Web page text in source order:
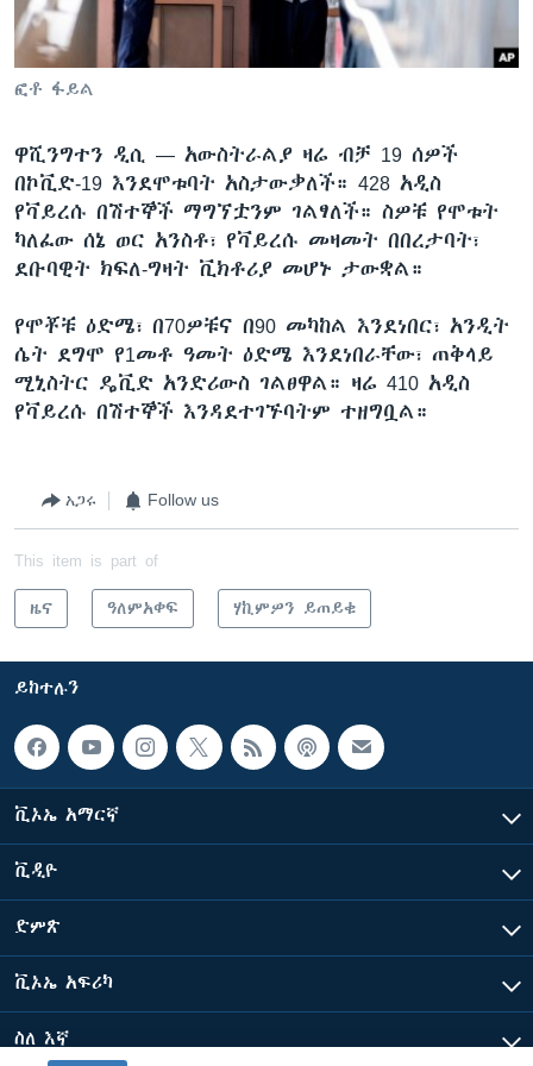
ቋንቋዎች
ፎቶ ፋይል
ዋሺንግተን ዲሲ — አውስትራልያ ዛሬ ብቻ 19 ሰዎች
በኮቪድ-19 እንደሞቱባት አስታውቃለች። 428 አዲስ
የቫይረሱ በሽተኞች ማግኘቷንም ገልፃለች። ስዎቹ የሞቱት
ካለፈው ሰኔ ወር አንስቶ፣ የቫይረሱ መዛመት በበረታባት፣
ደቡባዊት ክፍለ-ግዛት ቪክቶሪያ መሆኑ ታውቋል።
የሞቾቹ ዕድሜ፣ በ70ዎቹና በ90 መካከል እንደነበር፣ አንዲት
ሴት ደግሞ የ1መቶ ዓመት ዕድሜ እንደነበራቸው፣ ጠቅላይ
ሚኒስትር ዴቪድ አንድሪውስ ገልፀዋል። ዛሬ 410 አዲስ
የቫይረሱ በሽተኞች እንዳደተገኙባትም ተዘግቧል።
አጋሩ Follow us
This item is part of
ዜና ዓለምአቀፍ ሃኪምዎን ይጠይቁ
ይከተሉን
ቪኦኤ አማርኛ
ቪዲዮ
ድምጽ
ቪኦኤ አፍሪካ
ስለ እኛ